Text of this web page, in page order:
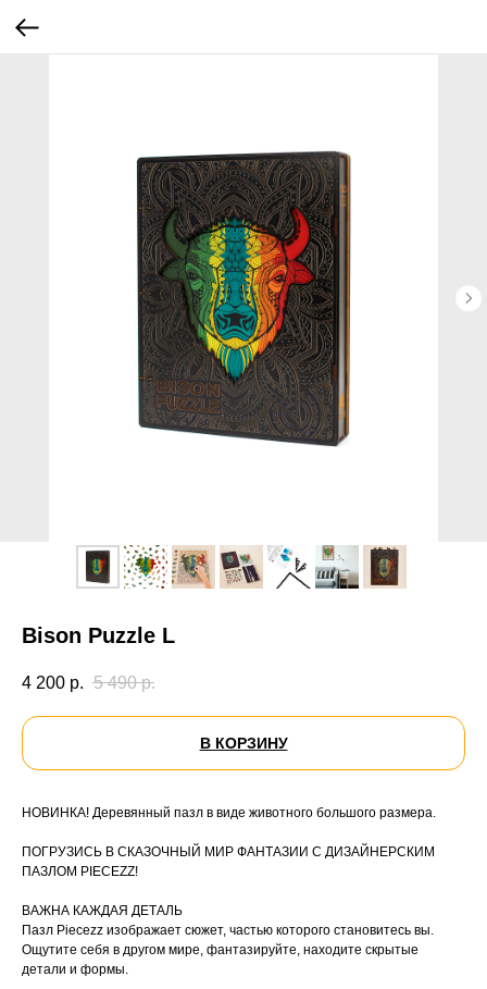
Bison Puzzle L
4 200 р. 5 490 р.
В КОРЗИНУ
НОВИНКА! Деревянный пазл в виде животного большого размера.
ПОГРУЗИСЬ В СКАЗОЧНЫЙ МИР ФАНТАЗИИ С ДИЗАЙНЕРСКИМ
ПАЗЛОМ PIECEZZ!
ВАЖНА КАЖДАЯ ДЕТАЛЬ
Пазл Piecezz изображает сюжет, частью которого становитесь вы.
Ощутите себя в другом мире, фантазируйте, находите скрытые
детали и формы.